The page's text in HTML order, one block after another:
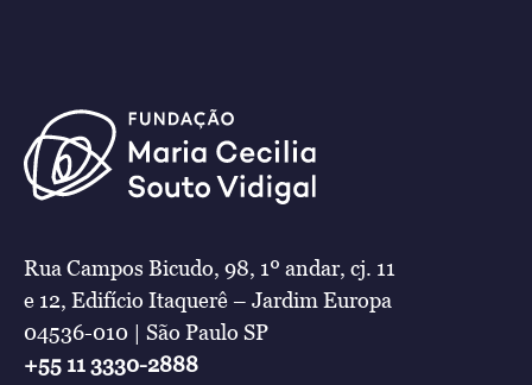
Rua Campos Bicudo, 98, 1º andar, cj. 11
e 12, Edifício Itaquerê – Jardim Europa
04536-010 | São Paulo SP
+55 11 3330-2888